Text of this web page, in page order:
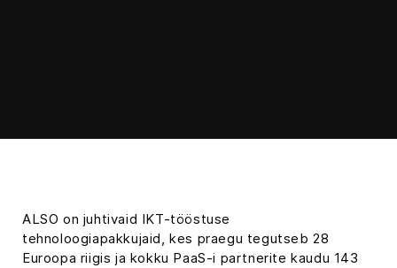
ALSO on juhtivaid IKT-tööstuse
tehnoloogiapakkujaid, kes praegu tegutseb 28
Euroopa riigis ja kokku PaaS-i partnerite kaudu 143